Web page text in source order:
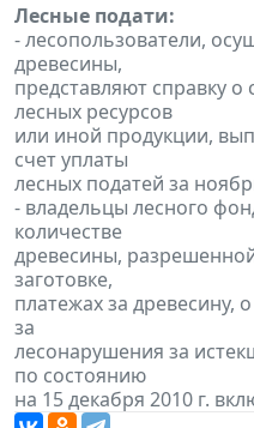
Лесные подати:
- лесопользователи,
древесины,
представляют справку
лесных ресурсов
или иной продукции,
счет уплаты
лесных податей за
- владельцы лесного
количестве
древесины,
заготовке,
платежах за древесину,
за
лесонарушения за
по состоянию
на 15 декабря 2010 г.